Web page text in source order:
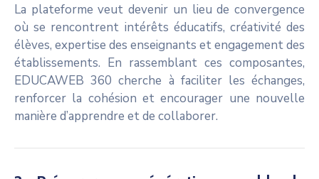
La plateforme veut devenir un lieu de convergence
où se rencontrent intérêts éducatifs, créativité des
élèves, expertise des enseignants et engagement des
établissements. En rassemblant ces composantes,
EDUCAWEB 360 cherche à faciliter les échanges,
renforcer la cohésion et encourager une nouvelle
manière d’apprendre et de collaborer.